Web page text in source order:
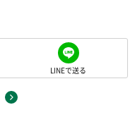
LINEで送る